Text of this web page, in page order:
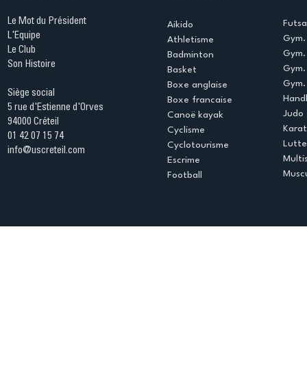
Le Mot du Président
L'Equipe
Le Club
Son Histoire
Siège social
5 rue d'Estienne d'Orves
94000 Créteil
01 42 07 15 74
info@uscreteil.com
Aikido
Athletisme
Badminton
Basket
Boxe anglaise
Boxe francaise
Canoë kayak
Cyclisme
Cyclotourisme
Escrime
Football
Judo
Lutte